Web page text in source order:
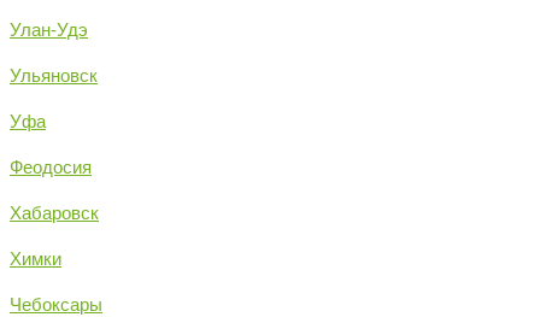
Улан-Удэ
Ульяновск
Уфа
Феодосия
Хабаровск
Химки
Чебоксары